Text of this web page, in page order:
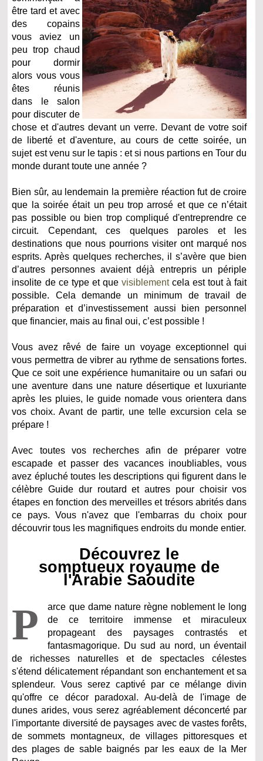
être tard et avec
des copains
vous aviez un
peu trop chaud
pour dormir
alors vous vous
êtes réunis
dans le salon
pour discuter de
chose et d'autres devant un verre. Devant de votre soif
de liberté et d'aventure, au cours de cette soirée, un
sujet est venu sur le tapis : et si nous partions en Tour du
monde durant toute une année ?
Bien sûr, au lendemain la première réaction fut de croire
que la soirée était un peu trop arrosé et que ce n’était
pas possible ou bien trop compliqué d'entreprendre ce
circuit. Cependant, ces quelques paroles et les
destinations que nous pourrions visiter ont marqué nos
esprits. Après quelques recherches, il s’avère que bien
d’autres personnes avaient déjà entrepris un périple
insolite de ce type et quevisiblementcela est tout à fait
possible. Cela demande un minimum de travail de
préparation et d’investissement aussi bien personnel
que financier, mais au final oui, c’est possible !
Vous avez rêvé de faire un voyage exceptionnel qui
vous permettra de vibrer au rythme de sensations fortes.
Que ce soit une expérience humanitaire ou un safari ou
une aventure dans une nature désertique et luxuriante
après les pluies, le guide nomade vous orientera dans
vos choix. Avant de partir, une telle excursion cela se
prépare !
Avec toutes vos recherches afin de préparer votre
escapade et passer des vacances inoubliables, vous
avez épluché toutes les descriptions qui figurent dans le
célèbre Guide dur routard et autres pour choisir vos
étapes en fonction des merveilles et trésors abrités dans
ce pays. Vous n'avez que l'embarras du choix pour
découvrir tous les magnifiques endroits du monde entier.
Découvrez le
somptueux royaume de
l'Arabie Saoudite
P
arce que dame nature règne noblement le long
de ce territoire immense et miraculeux
propageant des paysages contrastés et
fantasmagorique. Du sud au nord, un éventail
de richesses naturelles et de spectacles célestes
s'étend délicatement répandant son enchantement et sa
splendeur. Vous serez captivé par ce mélange divin
qu'offre ce décor paradoxal. Au-delà de l'image de
dunes arides, vous serez agréablement déconcerté par
l'importante diversité de paysages avec de vastes forêts,
de sommets montagneux, de villages pittoresques et
des plages de sable baignés par les eaux de la Mer